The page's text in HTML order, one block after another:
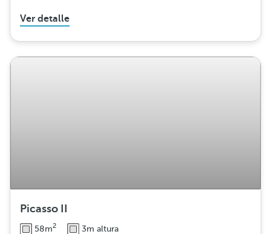
Ver detalle
Picasso II
58m2 3m altura